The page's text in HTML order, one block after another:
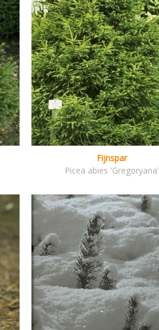
Fijnspar
Picea abies 'Gregoryana'